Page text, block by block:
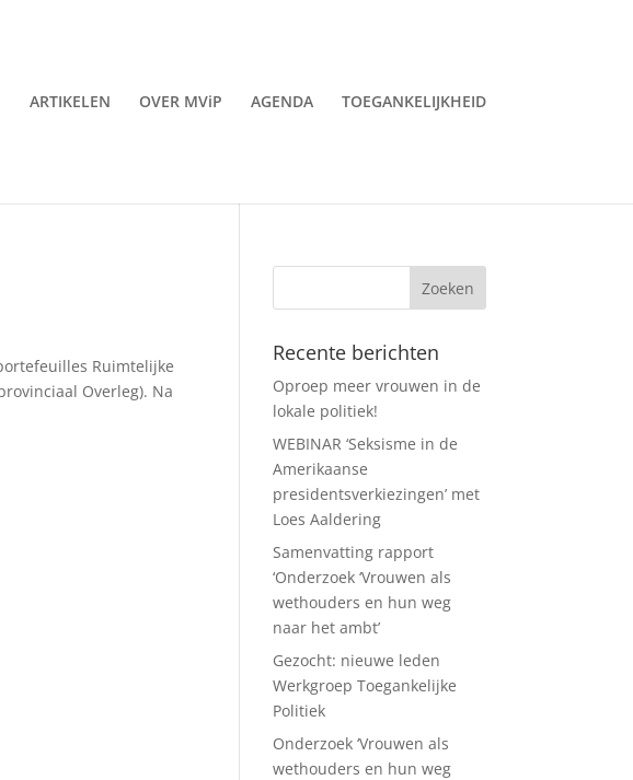
ARTIKELEN OVER MViP AGENDA TOEGANKELIJKHEID
Ruimtelijke
Overleg). Na
Recente berichten
Oproep meer vrouwen in de
lokale politiek!
WEBINAR ‘Seksisme in de
Amerikaanse
presidentsverkiezingen’ met
Loes Aaldering
Samenvatting rapport
‘Onderzoek ‘Vrouwen als
wethouders en hun weg
naar het ambt’
Gezocht: nieuwe leden
Werkgroep Toegankelijke
Politiek
Onderzoek ‘Vrouwen als
wethouders en hun weg